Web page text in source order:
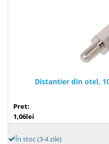
Distantier din otel,
Pret:
1,06lei
În stoc (3-4 zile)